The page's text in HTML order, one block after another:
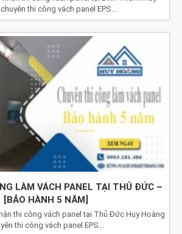
thi công vách panel EPS...
LÀM VÁCH PANEL TẠI THỦ ĐỨC –
[BẢO HÀNH 5 NĂM]
thi công vách panel tại Thủ Đức Huy Hoàng
thi công vách panel EPS...